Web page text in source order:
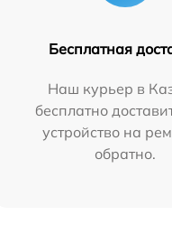
Бесплатная
Наш курьер в
бесплатно
устройство на
обратно.